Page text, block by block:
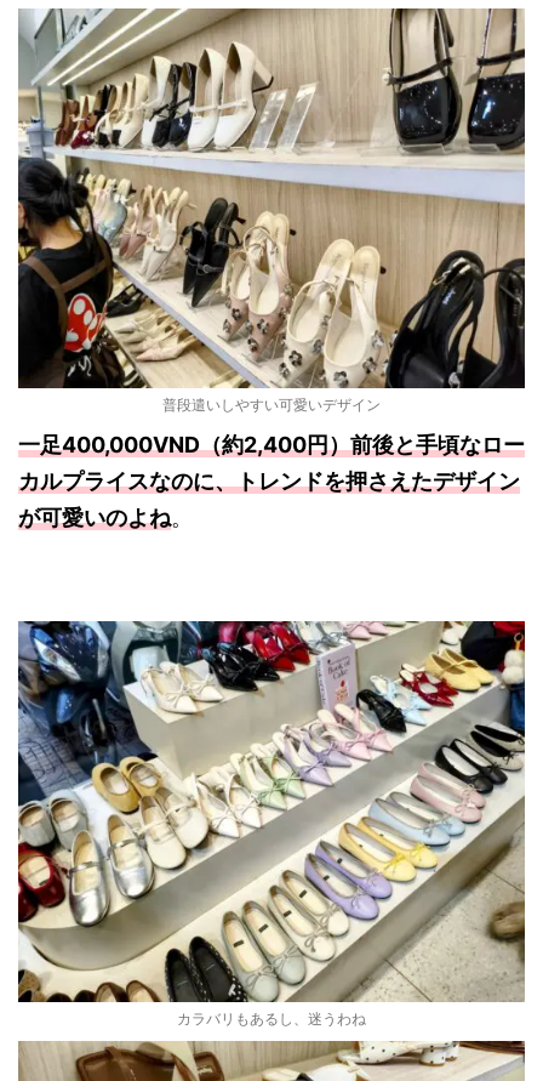
普段遣いしやすい可愛いデザイン
一足400,000VND（約2,400円）前後と手頃なロー
カルプライスなのに、トレンドを押さえたデザイン
が可愛いのよね。
カラバリもあるし、迷うわね